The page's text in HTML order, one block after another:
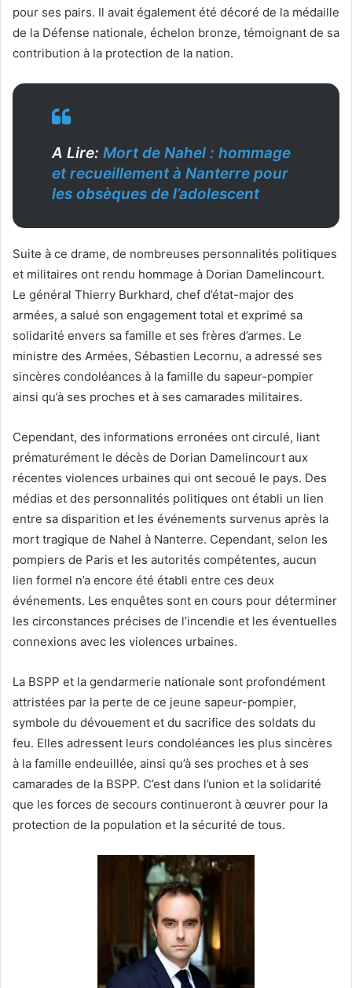
pour ses pairs. Il avait également été décoré de la médaille
de la Défense nationale, échelon bronze, témoignant de sa
contribution à la protection de la nation.
A Lire: Mort de Nahel : hommage
et recueillement à Nanterre pour
les obsèques de l’adolescent
Suite à ce drame, de nombreuses personnalités politiques
et militaires ont rendu hommage à Dorian Damelincourt.
Le général Thierry Burkhard, chef d’état-major des
armées, a salué son engagement total et exprimé sa
solidarité envers sa famille et ses frères d’armes. Le
ministre des Armées, Sébastien Lecornu, a adressé ses
sincères condoléances à la famille du sapeur-pompier
ainsi qu’à ses proches et à ses camarades militaires.
Cependant, des informations erronées ont circulé, liant
prématurément le décès de Dorian Damelincourt aux
récentes violences urbaines qui ont secoué le pays. Des
médias et des personnalités politiques ont établi un lien
entre sa disparition et les événements survenus après la
mort tragique de Nahel à Nanterre. Cependant, selon les
pompiers de Paris et les autorités compétentes, aucun
lien formel n’a encore été établi entre ces deux
événements. Les enquêtes sont en cours pour déterminer
les circonstances précises de l’incendie et les éventuelles
connexions avec les violences urbaines.
La BSPP et la gendarmerie nationale sont profondément
attristées par la perte de ce jeune sapeur-pompier,
symbole du dévouement et du sacrifice des soldats du
feu. Elles adressent leurs condoléances les plus sincères
à la famille endeuillée, ainsi qu’à ses proches et à ses
camarades de la BSPP. C’est dans l’union et la solidarité
que les forces de secours continueront à œuvrer pour la
protection de la population et la sécurité de tous.